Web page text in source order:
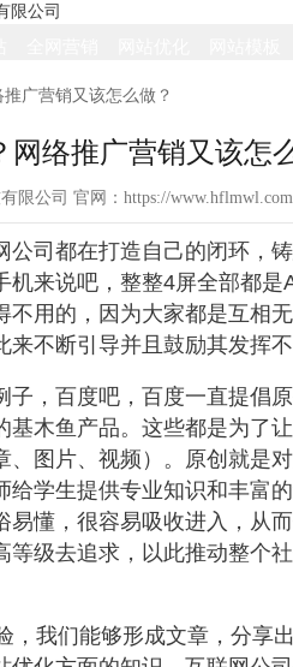
广营销又该怎么做？
络推广营销又该怎
限公司 官网：https://
司都在打造自己的闭环，铸
来说吧，整整4屏全部都是
用的，因为大家都是互相
不断引导并且鼓励其发挥不
，百度吧，百度一直提倡
木鱼产品。这些都是为了
图片、视频）。原创就是
学生提供专业知识和丰富
懂，很容易吸收进入，从
级去追求，以此推动整个
，我们能够形成文章，分享